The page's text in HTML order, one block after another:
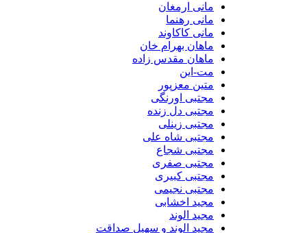
مانی ارمغان
مانی رهنما
مانی کاکاوند
ماهان بهرام خان
ماهان مقدس زاده
مت-این
متین معزپور
مجتبی اورنگی
مجتبی دل زنده
مجتبی زینلی
مجتبی شاه علی
مجتبی شجاع
مجتبی صفری
مجتبی کبیری
مجتبی نجیمی
مجید اخشابی
مجید الوند‎
مجید الوند و سهیل صداقت